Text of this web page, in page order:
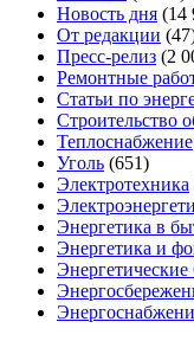
Новость дня (14
От редакции
Пресс-релиз (2
Ремонтные
Статьи по
Строительство
Теплоснабжение
Уголь (651)
Электротехника
Энергетика в
Энергетика и